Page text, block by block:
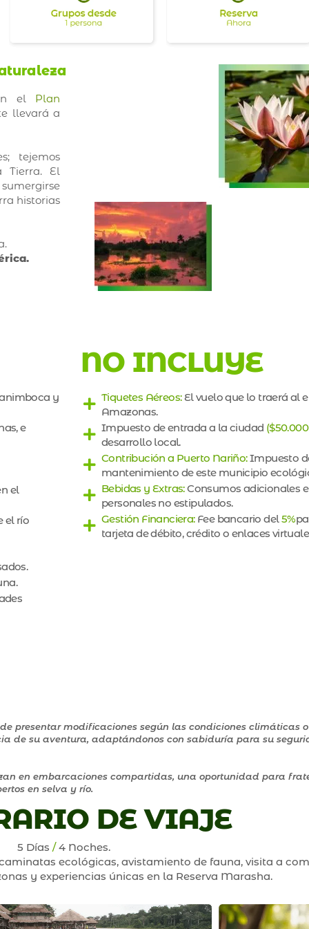
el Plan
llevará a
tejemos
El
historias
y
e
el
el río
NO INCLUYE
Tiquetes Aéreos:El vuelo que lo traerá al
Amazonas.
Impuesto de entrada a la ciudad
desarrollo local.
Contribución a Puerto Nariño:Impuesto
mantenimiento de este municipio
Bebidas y Extras:Consumos adicionales
personales no estipulados.
Gestión Financiera:Fee bancario del5%
tarjeta de débito, crédito o enlaces
presentar modificaciones según las condiciones climáticas
de su aventura, adaptándonos con sabiduría para su
en embarcaciones compartidas, una oportunidad para
en selva y río.
DE VIAJE
5 Días /4 Noches.
ecológicas, avistamiento de fauna, visita a
y experiencias únicas en la Reserva Marasha.